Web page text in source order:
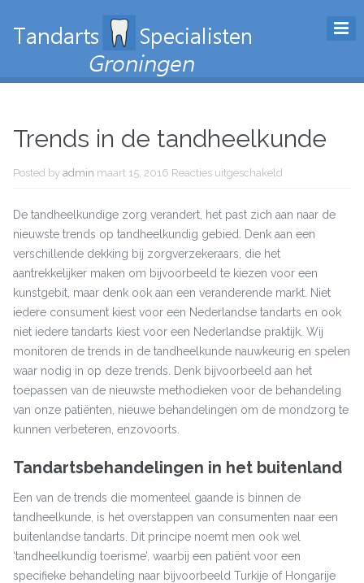
Trends in de tandheelkunde
Posted by admin maart 15, 2016 Reacties uitgeschakeld
De tandheelkundige zorg verandert, het past zich aan naar de
nieuwste trends op tandheelkundig gebied. Denk aan een
verschillende dekking bij zorgverzekeraars, die het
aantrekkelijker maken om bijvoorbeeld te kiezen voor een
kunstgebit, maar denk ook aan een veranderende markt. Niet
iedere consument kiest voor een Nederlandse tandarts en ook
niet iedere tandarts kiest voor een Nederlandse praktijk. Wij
monitoren de trends in de tandheelkunde nauwkeurig en spelen
waar nodig in op deze trends. Denk bijvoorbeeld aan het
toepassen van de nieuwste methodieken voor de behandeling
van onze patiënten, nieuwe behandelingen om de mondzorg te
kunnen verbeteren, enzovoorts.
Tandartsbehandelingen in het buitenland
Een van de trends die momenteel gaande is binnen de
tandheelkunde, is het overstappen van consumenten naar een
buitenlandse tandarts. Dit principe noemt men ook wel
‘tandheelkundig toerisme’, waarbij een patiënt voor een
specifieke behandeling naar bijvoorbeeld Turkije of Hongarije